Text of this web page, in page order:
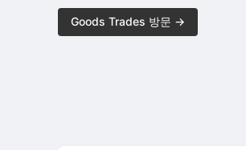
Goods Trades 방문 →